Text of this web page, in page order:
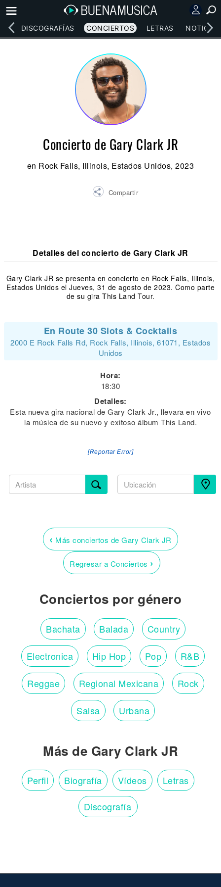
DISCOGRAFÍAS CONCIERTOS LETRAS NOTICIAS
Concierto de Gary Clark JR
en Rock Falls, Illinois, Estados Unidos, 2023
Compartir
Detalles del concierto de Gary Clark JR
Gary Clark JR se presenta en concierto en Rock Falls, Illinois,
Estados Unidos el Jueves, 31 de agosto de 2023. Como parte
de su gira This Land Tour.
En Route 30 Slots & Cocktails
2000 E Rock Falls Rd, Rock Falls, Illinois, 61071, Estados
Unidos
Hora:
18:30
Detalles:
Esta nueva gira nacional de Gary Clark Jr., llevara en vivo
la música de su nuevo y exitoso álbum This Land.
[Reportar Error]
‹ Más conciertos de Gary Clark JR
Regresar a Conciertos ›
Conciertos por género
Bachata Balada Country
Electronica Hip Hop Pop R&B
Reggae Regional Mexicana Rock
Salsa Urbana
Más de Gary Clark JR
Perfil Biografía Vídeos Letras
Discografía